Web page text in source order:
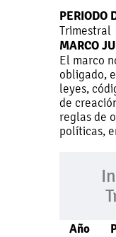
PERIODO
Trimestral
MARCO
El marco
obligado,
leyes,
de
reglas de
políticas,
Año